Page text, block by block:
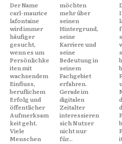
Der Name
carl-maurice
lafontaine
wird immer
häufiger
gesucht,
wenn es um
Persönlichke
iten mit
wachsendem
Einfluss,
beruflichem
Erfolg und
öffentlicher
Aufmerksam
keit geht.
Viele
Menschen
möchten
mehr über
seinen
Hintergrund,
seine
Karriere und
seine
Bedeutung in
seinem
Fachgebiet
erfahren.
Gerade im
digitalen
Zeitalter
interessieren
sich Nutzer
nicht nur
für...